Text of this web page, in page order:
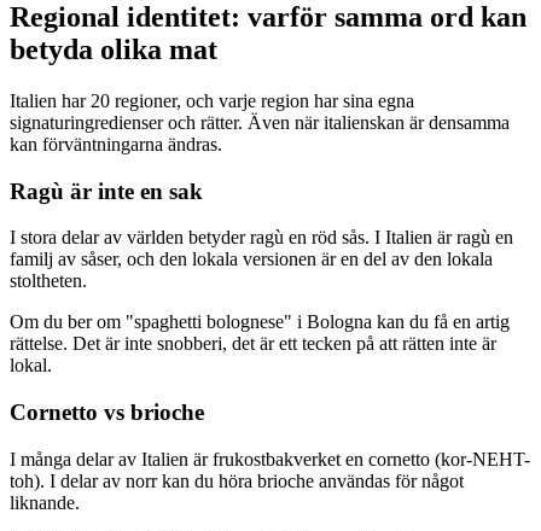
Regional identitet: varför samma ord kan
betyda olika mat
Italien har 20 regioner, och varje region har sina egna
signaturingredienser och rätter. Även när italienskan är densamma
kan förväntningarna ändras.
Ragù är inte en sak
I stora delar av världen betyder ragù en röd sås. I Italien är ragù en
familj av såser, och den lokala versionen är en del av den lokala
stoltheten.
Om du ber om "spaghetti bolognese" i Bologna kan du få en artig
rättelse. Det är inte snobberi, det är ett tecken på att rätten inte är
lokal.
Cornetto vs brioche
I många delar av Italien är frukostbakverket en cornetto (kor-NEHT-
toh). I delar av norr kan du höra brioche användas för något
liknande.